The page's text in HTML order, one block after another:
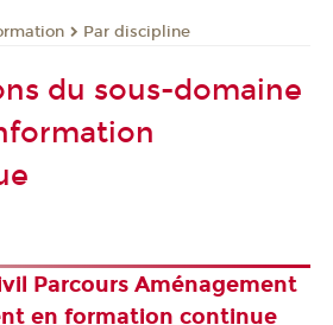
Par discipline
du sous-domaine
Parcours Aménagement
en formation continue